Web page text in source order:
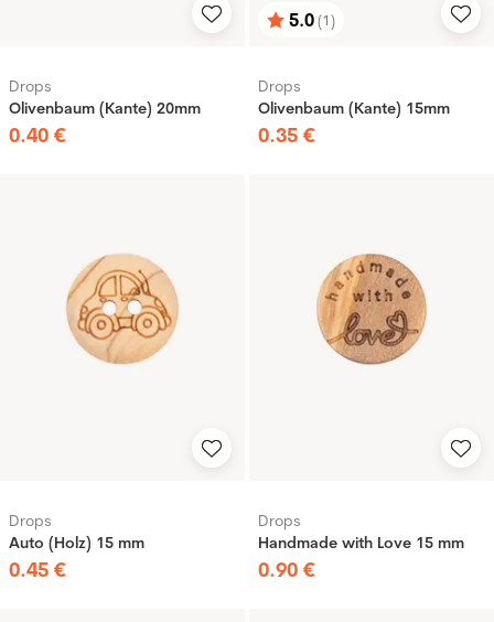
Drops
Olivenbaum (Kante) 20mm
0.40 €
Bewertung:
5.0(1)
von 5 Sternen
Drops
Olivenbaum (Kante) 15mm
0.35 €
Drops
Auto (Holz) 15 mm
0.45 €
Drops
Handmade with Love 15 mm
0.90 €